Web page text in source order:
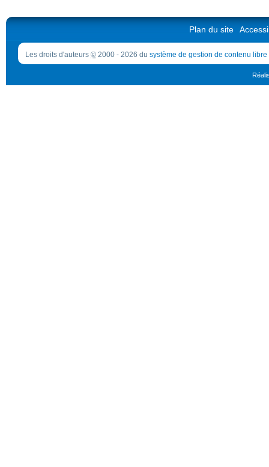
Plan du site
Les droits d'auteurs © 2000 - 2026 du système de gestion de contenu libre